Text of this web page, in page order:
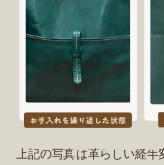
上記の写真は革らしい経